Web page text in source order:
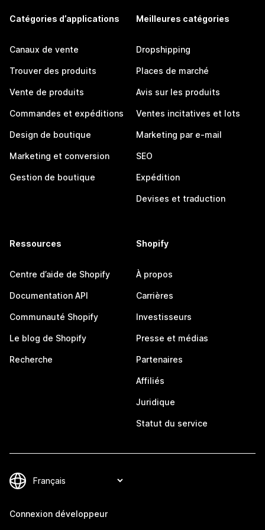
Catégories d’applications
Canaux de vente
Trouver des produits
Vente de produits
Commandes et expéditions
Design de boutique
Marketing et conversion
Gestion de boutique
Meilleures catégories
Dropshipping
Places de marché
Avis sur les produits
Ventes incitatives et lots
Marketing par e-mail
SEO
Expédition
Devises et traduction
Ressources
Centre d’aide de Shopify
Documentation API
Communauté Shopify
Le blog de Shopify
Recherche
Shopify
À propos
Carrières
Investisseurs
Presse et médias
Partenaires
Affiliés
Juridique
Statut du service
Connexion développeur